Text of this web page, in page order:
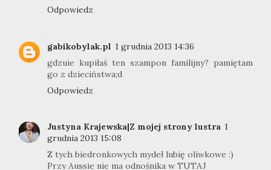
Odpowiedz
gabikobylak.pl 1 grudnia 2013 14:36
gdzuie kupiłaś ten szampon familijny? pamiętam
go z dzieciństwa;d
Odpowiedz
Justyna Krajewska|Z mojej strony lustra 1
grudnia 2013 15:08
Z tych biedronkowych mydeł lubię oliwkowe :)
Przy Aussie nie ma odnośnika w TUTAJ